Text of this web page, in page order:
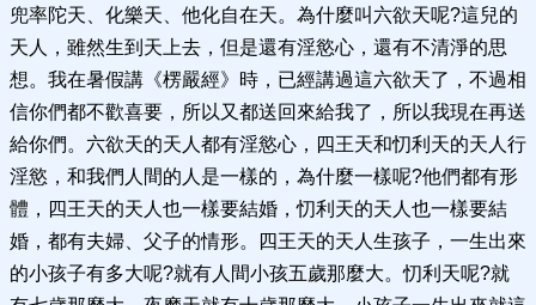
兜率陀天、化樂天、他化自在天。為什麼叫六欲天呢?這兒的
天人，雖然生到天上去，但是還有淫慾心，還有不清淨的思
想。我在暑假講《楞嚴經》時，已經講過這六欲天了，不過相
信你們都不歡喜要，所以又都送回來給我了，所以我現在再送
給你們。六欲天的天人都有淫慾心，四王天和忉利天的天人行
淫慾，和我們人間的人是一樣的，為什麼一樣呢?他們都有形
體，四王天的天人也一樣要結婚，忉利天的天人也一樣要結
婚，都有夫婦、父子的情形。四王天的天人生孩子，一生出來
的小孩子有多大呢?就有人間小孩五歲那麼大。忉利天呢?就